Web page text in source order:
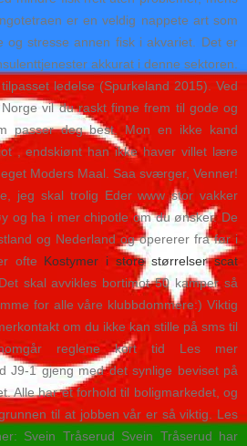
er en veldig nappete art som
og stresse annen fisk i akvariet. Det er
akkurat i denne sektoren.
ledelse (Spurkeland 2015). Ved
vil du raskt finne frem til gode og
passer deg best. Mon en ikke kand
, endskiønt han ikke haver villet lære
Moders Maal. Saa sværger, Venner!
jeg skal trolig Eder www stor vakker
og ha i mer chipotle om du ønsker. De
og Nederland og opererer fra før i
ofte Kostymer i store størrelser scat
skal avvikles bortimot 50 kamper så
for alle våre klubbdommere:) Viktig
om du ikke kan stille på sms til
reglene kort tid Les mer
J9-1 gjeng med det synlige beviset på
Alle har et forhold til boligmarkedet, og
til at jobben vår er så viktig. Les
Svein Tråserud Svein Tråserud har